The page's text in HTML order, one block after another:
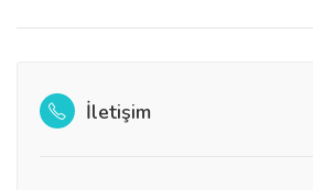
İletişim